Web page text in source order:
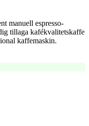
manuell espresso-
tillaga kafékvalitetskaffe
kaffemaskin.